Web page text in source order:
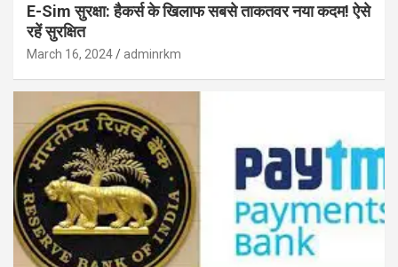
E-Sim सुरक्षा: हैकर्स के खिलाफ सबसे ताकतवर नया कदम! ऐसे
रहें सुरक्षित
March 16, 2024 adminrkm